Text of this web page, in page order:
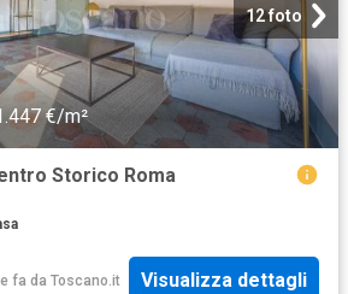
12 foto
€/m²
Storico Roma
fa da Toscano.it Visualizza dettagli